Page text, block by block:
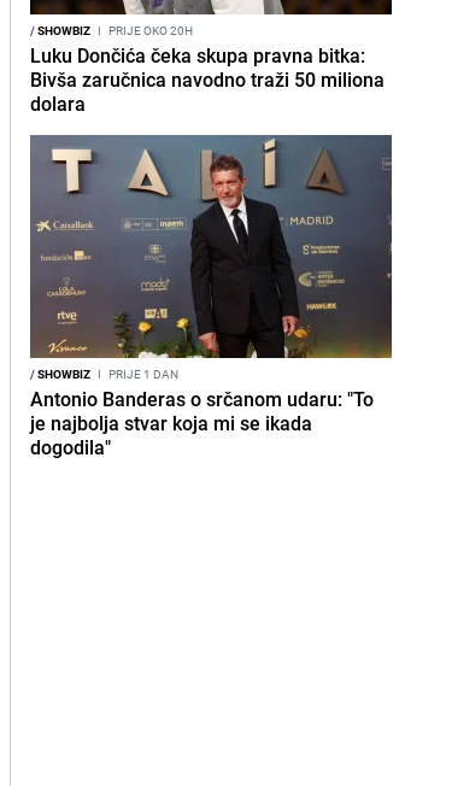
/SHOWBIZ I PRIJE OKO 20H
Luku Dončića čeka skupa pravna bitka:
Bivša zaručnica navodno traži 50 miliona
dolara
/SHOWBIZ I PRIJE 1 DAN
Antonio Banderas o srčanom udaru: "To
je najbolja stvar koja mi se ikada
dogodila"